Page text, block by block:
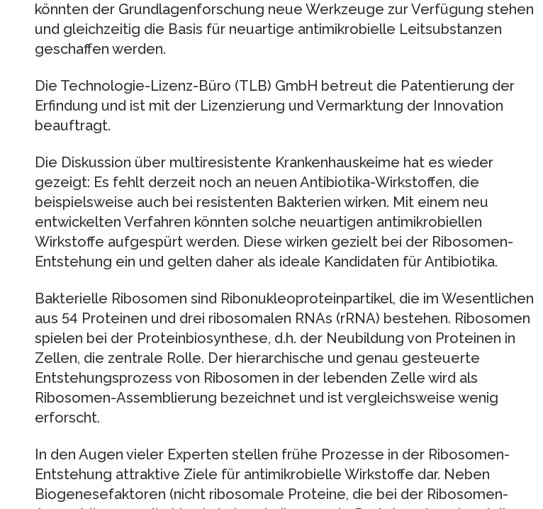
könnten der Grundlagenforschung neue Werkzeuge zur Verfügung stehen
und gleichzeitig die Basis für neuartige antimikrobielle Leitsubstanzen
geschaffen werden.
Die Technologie-Lizenz-Büro (TLB) GmbH betreut die Patentierung der
Erfindung und ist mit der Lizenzierung und Vermarktung der Innovation
beauftragt.
Die Diskussion über multiresistente Krankenhauskeime hat es wieder
gezeigt: Es fehlt derzeit noch an neuen Antibiotika-Wirkstoffen, die
beispielsweise auch bei resistenten Bakterien wirken. Mit einem neu
entwickelten Verfahren könnten solche neuartigen antimikrobiellen
Wirkstoffe aufgespürt werden. Diese wirken gezielt bei der Ribosomen-
Entstehung ein und gelten daher als ideale Kandidaten für Antibiotika.
Bakterielle Ribosomen sind Ribonukleoproteinpartikel, die im Wesentlichen
aus 54 Proteinen und drei ribosomalen RNAs (rRNA) bestehen. Ribosomen
spielen bei der Proteinbiosynthese, d.h. der Neubildung von Proteinen in
Zellen, die zentrale Rolle. Der hierarchische und genau gesteuerte
Entstehungsprozess von Ribosomen in der lebenden Zelle wird als
Ribosomen-Assemblierung bezeichnet und ist vergleichsweise wenig
erforscht.
In den Augen vieler Experten stellen frühe Prozesse in der Ribosomen-
Entstehung attraktive Ziele für antimikrobielle Wirkstoffe dar. Neben
Biogenesefaktoren (nicht ribosomale Proteine, die bei der Ribosomen-